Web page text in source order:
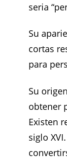
seria
Su
cortas
para
Su
obtener
Existen
siglo